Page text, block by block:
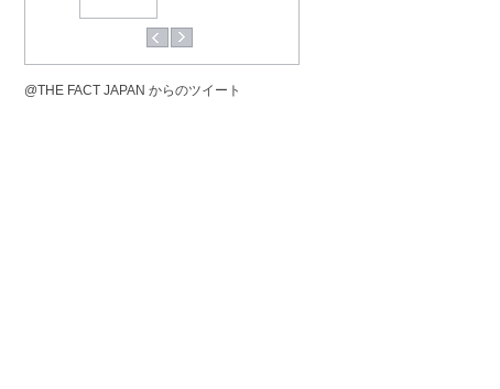
@THE FACT JAPAN からのツイート